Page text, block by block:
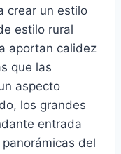
crear un estilo
estilo rural
aportan calidez
que las
aspecto
los grandes
entrada
del